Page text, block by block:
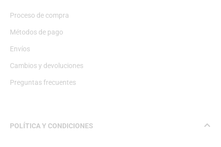
Proceso de compra
Métodos de pago
Envíos
Cambios y devoluciones
Preguntas frecuentes
POLÍTICA Y CONDICIONES